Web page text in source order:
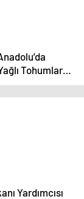
Tohumlar
Yardımcısı